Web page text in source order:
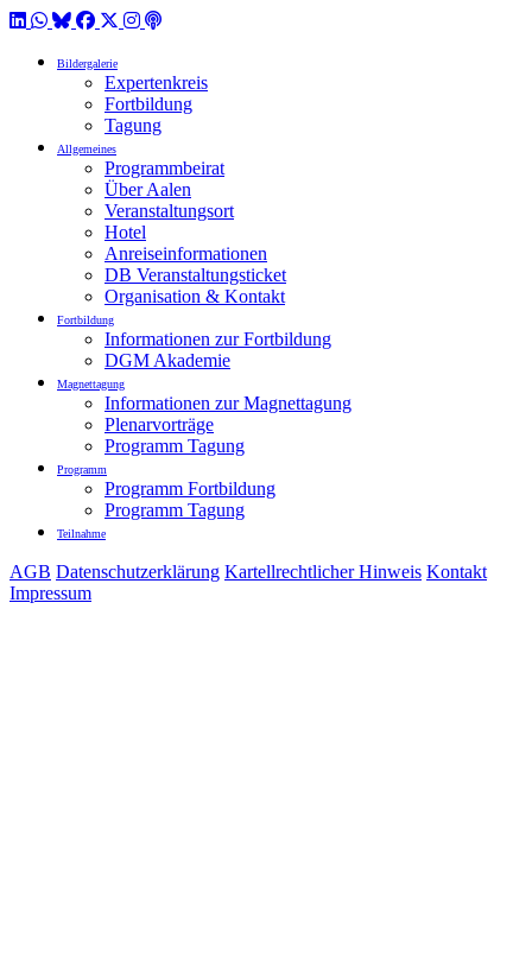
LinkedIn
WhatsApp
BlueSky
Facebook
X / Twitter
Instagram
Podcast
Bildergalerie
Expertenkreis
Fortbildung
Tagung
Allgemeines
Programmbeirat
Über Aalen
Veranstaltungsort
Hotel
Anreiseinformationen
DB Veranstaltungsticket
Organisation & Kontakt
Fortbildung
Informationen zur Fortbildung
DGM Akademie
Magnettagung
Informationen zur Magnettagung
Plenarvorträge
Programm Tagung
Programm
Programm Fortbildung
Programm Tagung
Teilnahme
AGB Datenschutzerklärung Kartellrechtlicher Hinweis Kontakt
Impressum